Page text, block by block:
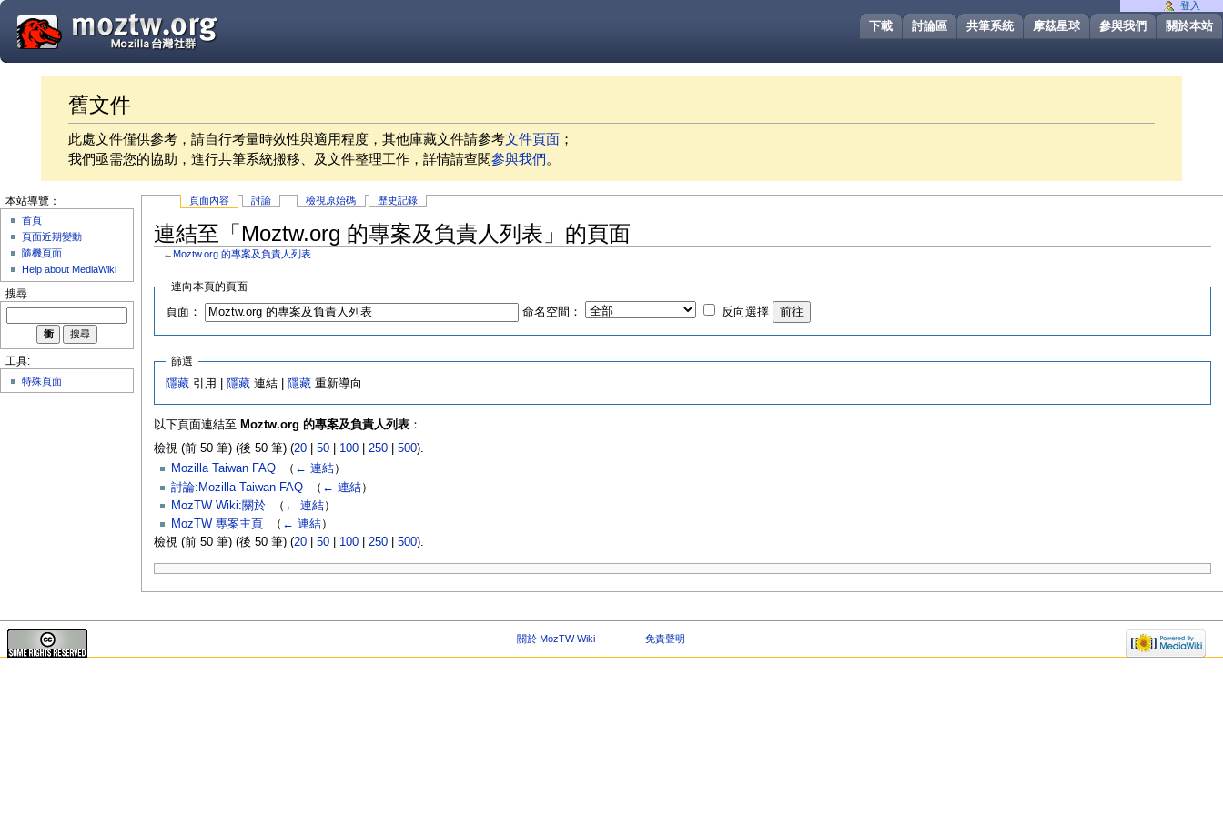
關於本站
參與我們
摩茲星球
共筆系統
討論區
下載
舊文件
此處文件僅供參考，請自行考量時效性與適用程度，其他庫藏文件請參考文件頁面 ；
我們亟需您的協助，進行共筆系統搬移、及文件整理工作，詳情請查閱參與我們。
頁面內容 討論 檢視原始碼 歷史記錄
連結至「Moztw.org 的專案及負責人列表」的頁面
← Moztw.org 的專案及負責人列表
連向本頁的頁面
頁面： 命名空間： 反向選擇
篩選
隱藏 引用 | 隱藏 連結 | 隱藏 重新導向
以下頁面連結至 Moztw.org 的專案及負責人列表：
檢視 (前 50 筆) (後 50 筆) (20| 50| 100| 250| 500).
Mozilla Taiwan FAQ‎ （ ← 連結）
討論:Mozilla Taiwan FAQ‎ （ ← 連結）
MozTW Wiki:關於‎ （ ← 連結）
MozTW 專案主頁
（ ← 連結）
檢視 (前 50 筆) (後 50 筆) (20| 50| 100| 250| 500).
登入
本站導覽：
首頁
頁面近期變動
隨機頁面
Help about MediaWiki
搜尋
工具:
特殊頁面
關於 MozTW Wiki 免責聲明